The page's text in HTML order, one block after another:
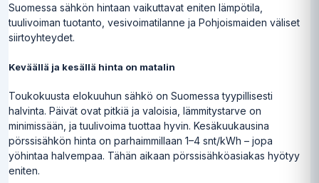
Suomessa sähkön hintaan vaikuttavat eniten lämpötila,
tuulivoiman tuotanto, vesivoimatilanne ja Pohjoismaiden väliset
siirtoyhteydet.
Keväällä ja kesällä hinta on matalin
Toukokuusta elokuuhun sähkö on Suomessa tyypillisesti
halvinta. Päivät ovat pitkiä ja valoisia, lämmitystarve on
minimissään, ja tuulivoima tuottaa hyvin. Kesäkuukausina
pörssisähkön hinta on parhaimmillaan 1–4 snt/kWh – jopa
yöhintaa halvempaa. Tähän aikaan pörssisähköasiakas hyötyy
eniten.